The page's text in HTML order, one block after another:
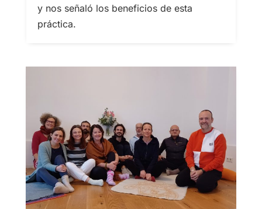
y nos señaló los beneficios de esta
práctica.